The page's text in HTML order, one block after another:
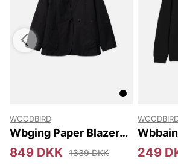
der ønsker en smart, praktisk og
garderobe. Sats på Joy Division Trucker
kombination af klassisk trucker-charme
miljøvenlig kvalitet, der holder sæson efter
Tak for at du handler i vores webshop.
WOODBIRD
Wbging Paper Blazer
Jacket
849 DKK 1339 DKK 249